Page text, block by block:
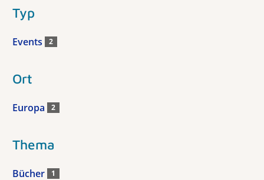
Typ
Events 2
Ort
Europa 2
Thema
Bücher 1